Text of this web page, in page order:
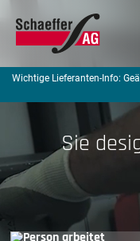
Wichtige Lieferanten-Info:
Sie